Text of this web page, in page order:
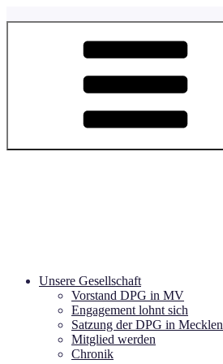
Inhalt
Unsere Gesellschaft
Vorstand DPG in MV
Engagement lohnt sich
Satzung der DPG in
Mitglied werden
Chronik